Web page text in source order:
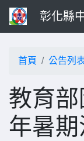
彰化縣
首頁 公告列
教育
年暑